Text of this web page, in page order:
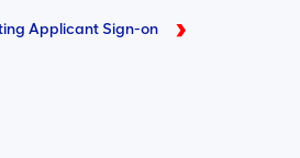
Applicant Sign-on